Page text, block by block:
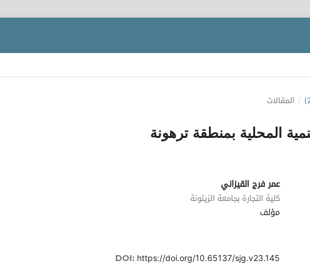
/ المقالات
المحلية بمنطقة ترهونة
عمر فرج القيزاني
كلية التجارة بجامعة الزيتونة
مؤلف
DOI: https://doi.org/10.65137/sjg.v23.145